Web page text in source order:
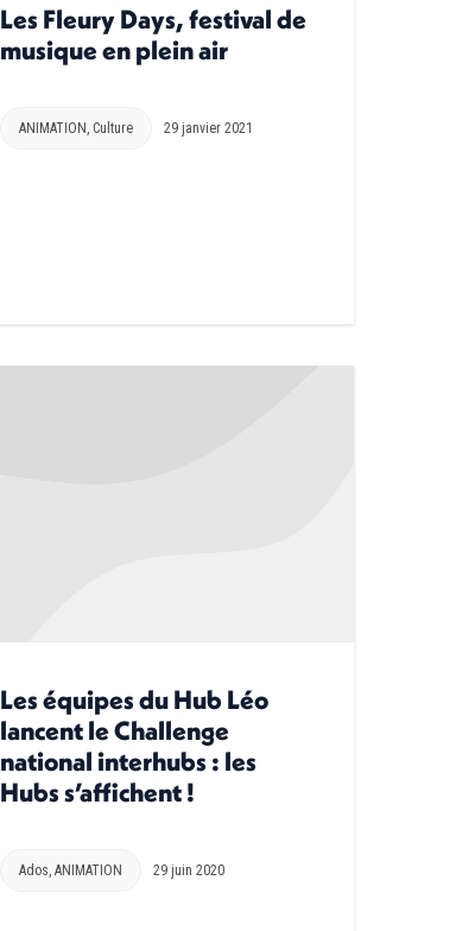
Les Fleury Days, festival de
musique en plein air
ANIMATION, Culture 29 janvier 2021
Les équipes du Hub Léo
lancent le Challenge
national interhubs : les
Hubs s’affichent !
Ados, ANIMATION 29 juin 2020